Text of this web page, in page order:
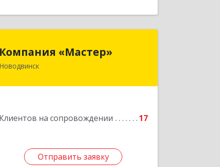
Компания «Мастер»
Новодвинск
Клиентов на сопровождении 17
Отправить заявку
Подробнее
Отправить заявку